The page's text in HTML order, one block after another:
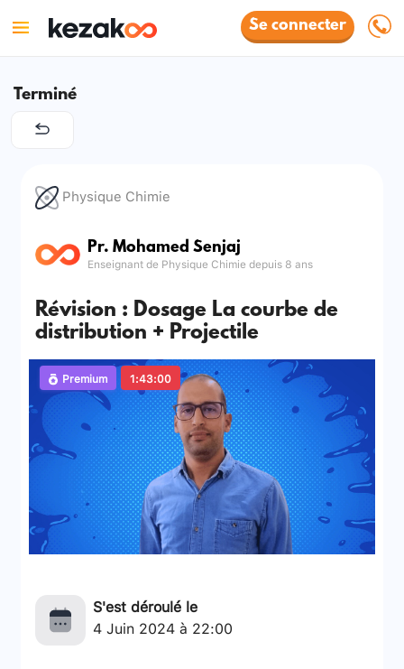
Se connecter
Terminé
Physique Chimie
Pr. Mohamed Senjaj
Enseignant de Physique Chimie depuis 8 ans
Révision : Dosage La courbe de
distribution + Projectile
Premium 1:43:00
S'est déroulé le
4 Juin 2024 à 22:00